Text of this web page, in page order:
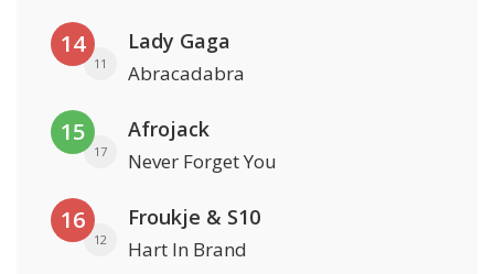
14
11
Lady Gaga
Abracadabra
15
17
Afrojack
Never Forget You
16
12
Froukje & S10
Hart In Brand